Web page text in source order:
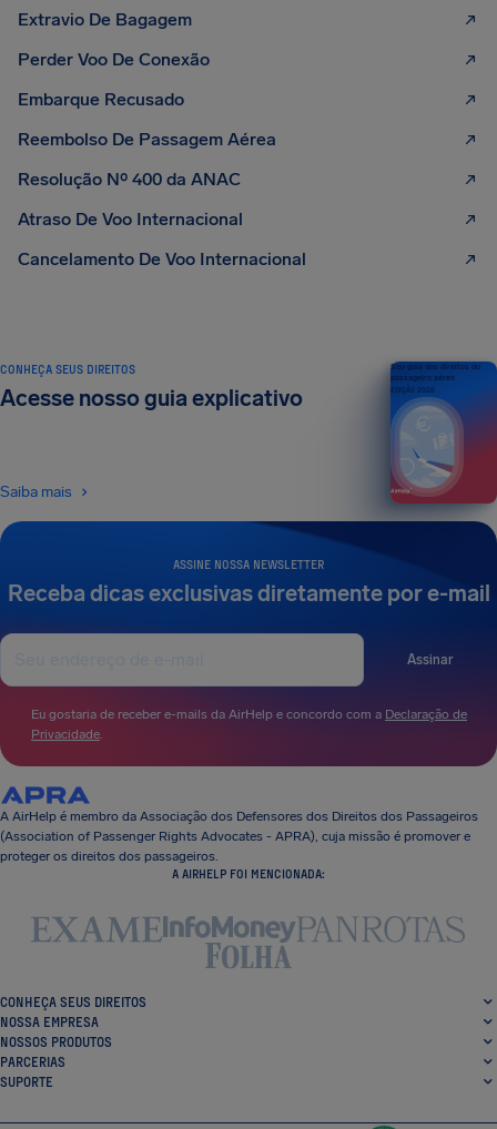
Extravio De Bagagem
Perder Voo De Conexão
Embarque Recusado
Reembolso De Passagem Aérea
Resolução Nº 400 da ANAC
Atraso De Voo Internacional
Cancelamento De Voo Internacional
ASSINE NOSSA NEWSLETTER
Receba dicas exclusivas diretamente por e-mail
Assinar
Eu gostaria de receber e-mails da AirHelp e concordo com a Declaração de
Privacidade.
CONHEÇA SEUS DIREITOS
Acesse nosso guia explicativo
Saiba mais
Seu guia dos direitos do
passageiro aéreo
EDIÇÃO 2026
A AirHelp é membro da Associação dos Defensores dos Direitos dos Passageiros
(Association of Passenger Rights Advocates - APRA), cuja missão é promover e
proteger os direitos dos passageiros.
A AIRHELP FOI MENCIONADA:
CONHEÇA SEUS DIREITOS
NOSSA EMPRESA
NOSSOS PRODUTOS
PARCERIAS
SUPORTE